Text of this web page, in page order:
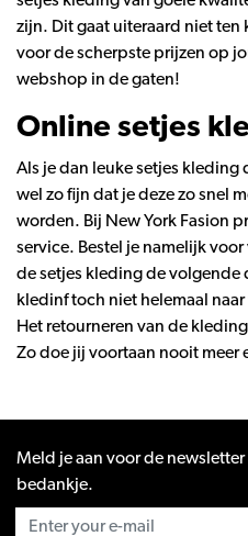
zijn. Dit gaat uiteraard niet ten
voor de scherpste prijzen op
webshop in de gaten!
Online setjes
Als je dan leuke setjes
wel zo fijn dat je deze zo snel
worden. Bij New York Fasion
service. Bestel je namelijk
de setjes kleding de volgende
kledinf toch niet helemaal
Het retourneren van de
Zo doe jij voortaan nooit meer
Meld je aan voor de
bedankje.